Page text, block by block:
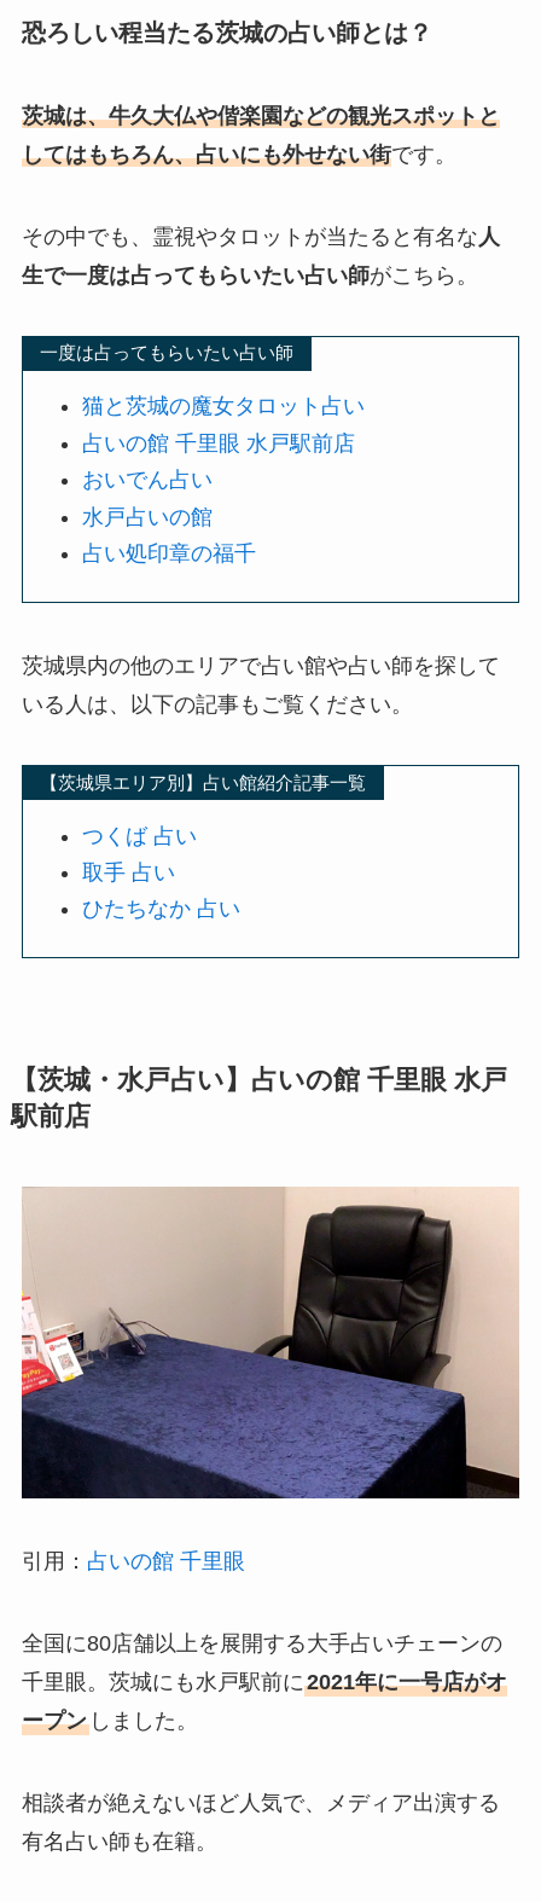
恐ろしい程当たる茨城の占い師とは？
茨城は、牛久大仏や偕楽園などの観光スポットと
してはもちろん、占いにも外せない街です。
その中でも、霊視やタロットが当たると有名な 人
生で一度は占ってもらいたい占い師がこちら。
一度は占ってもらいたい占い師
猫と茨城の魔女タロット占い
占いの館 千里眼 水戸駅前店
おいでん占い
水戸占いの館
占い処印章の福千
茨城県内の他のエリアで占い館や占い師を探して
いる人は、以下の記事もご覧ください。
【茨城県エリア別】占い館紹介記事一覧
つくば 占い
取手 占い
ひたちなか 占い
【茨城・水戸占い】 占いの館 千里眼 水戸
駅前店
引用： 占いの館 千里眼
全国に80店舗以上を展開する大手占いチェーンの
千里眼。茨城にも水戸駅前に2021年に一号店がオ
ープンしました。
相談者が絶えないほど人気で、メディア出演する
有名占い師も在籍。